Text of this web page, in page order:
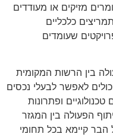
מזיקים או מעודדים
כלכליים
שעומדים
בין הרשות המקומית
לאפשר לבעלי נכסים
ופתרונות
הפעולה בין המגזר
הבר קיימא בכל תחומי